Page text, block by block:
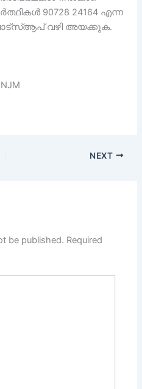
90728 24164 എന്ന
വാട്സ്ആപ് വഴി അയക്കുക.
NEXT
be published. Required